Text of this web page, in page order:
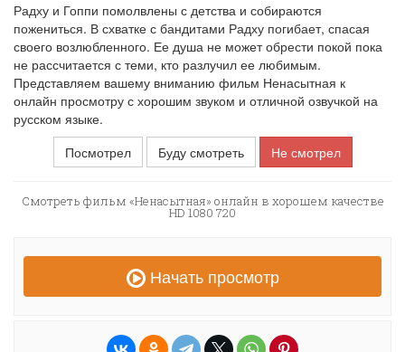
Радху и Гоппи помолвлены с детства и собираются
пожениться. В схватке с бандитами Радху погибает, спасая
своего возлюбленного. Ее душа не может обрести покой пока
не рассчитается с теми, кто разлучил ее любимым.
Представляем вашему вниманию фильм Ненасытная к
онлайн просмотру с хорошим звуком и отличной озвучкой на
русском языке.
Посмотрел
Буду смотреть Не смотрел
Смотреть фильм «Ненасытная» онлайн в хорошем качестве
HD 1080 720
Начать просмотр